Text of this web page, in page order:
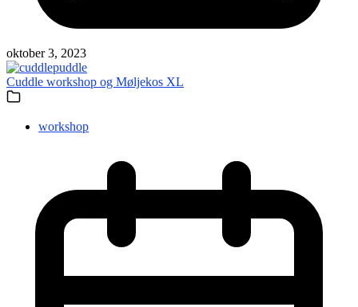
oktober 3, 2023
Cuddle workshop og Møljekos XL
workshop